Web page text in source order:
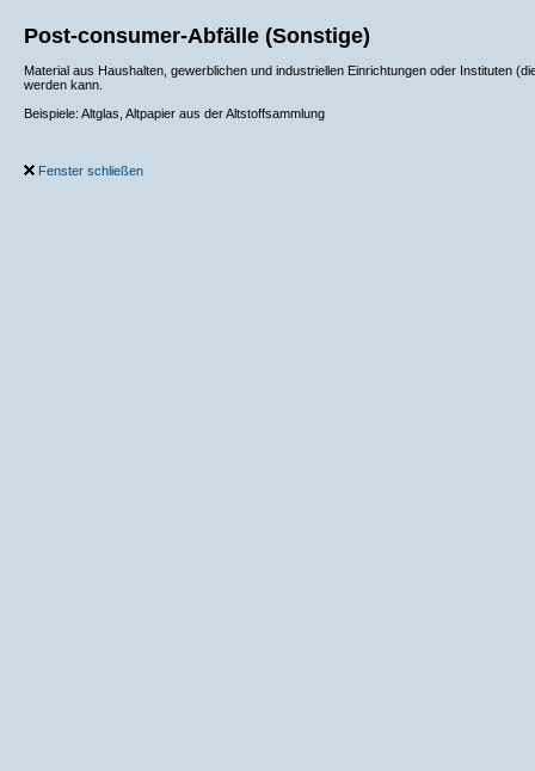
Post-consumer-Abfälle (Sonstige)
Material aus Haushalten, gewerblichen und industriellen Einrichtungen oder Instituten
werden kann.
Beispiele: Altglas, Altpapier aus der Altstoffsammlung
Fenster schließen